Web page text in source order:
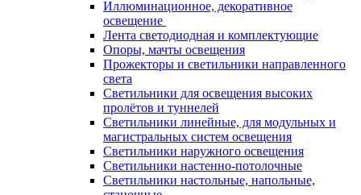
Иллюминационное, декоративное
освещение
Лента светодиодная и комплектующие
Опоры, мачты освещения
Прожекторы и светильники направленного
света
Светильники для освещения высоких
пролётов и туннелей
Светильники линейные, для модульных и
магистральных систем освещения
Светильники наружного освещения
Светильники настенно-потолочные
Светильники настольные, напольные,